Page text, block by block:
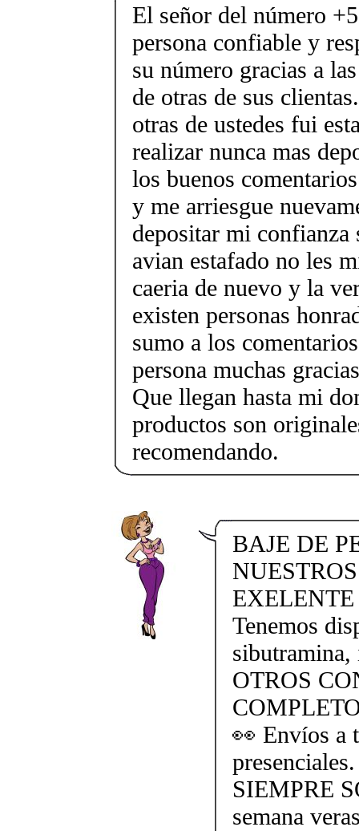
El señor del número
persona confiable y
su número gracias a
de otras de sus
otras de ustedes fui
realizar nunca mas
los buenos
y me arriesgue
depositar mi confianza
avian estafado no les
caeria de nuevo y la
existen personas
sumo a los
persona muchas
Que llegan hasta mi
productos son
recomendando.
BAJE DE
Tenemos
OTROS
👀 Envíos a
SIEMPRE
semana